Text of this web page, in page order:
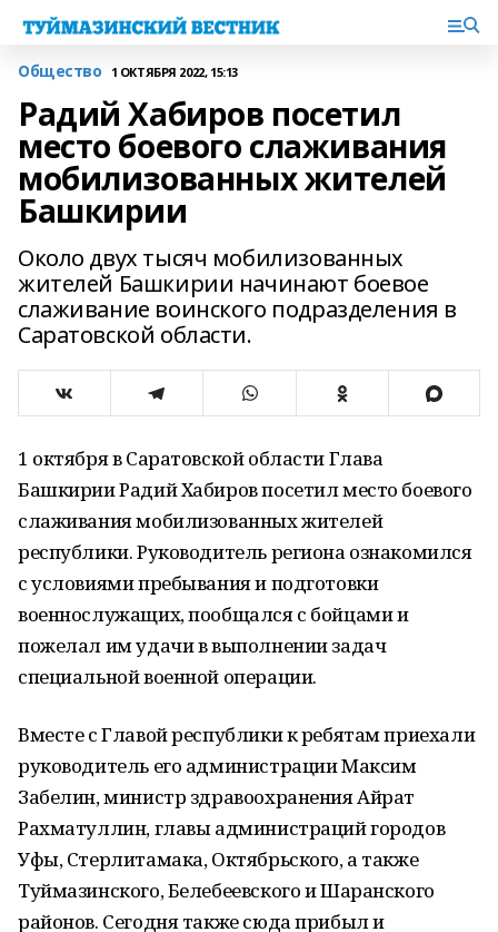
Общество 1 ОКТЯБРЯ 2022, 15:13
Радий Хабиров посетил
место боевого слаживания
мобилизованных жителей
Башкирии
Около двух тысяч мобилизованных
жителей Башкирии начинают боевое
слаживание воинского подразделения в
Саратовской области.
1 октября в Саратовской области Глава
Башкирии Радий Хабиров посетил место боевого
слаживания мобилизованных жителей
республики. Руководитель региона ознакомился
с условиями пребывания и подготовки
военнослужащих, пообщался с бойцами и
пожелал им удачи в выполнении задач
специальной военной операции.
Вместе с Главой республики к ребятам приехали
руководитель его администрации Максим
Забелин, министр здравоохранения Айрат
Рахматуллин, главы администраций городов
Уфы, Стерлитамака, Октябрьского, а также
Туймазинского, Белебеевского и Шаранского
районов. Сегодня также сюда прибыл и